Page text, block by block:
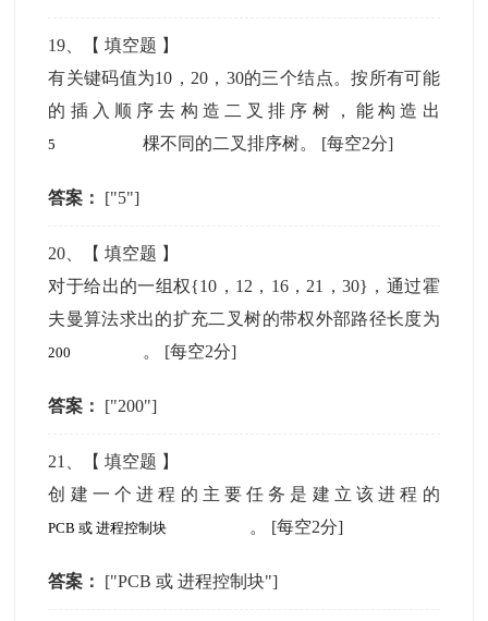
19 、【填空题 】
有关键码值为10，20，30的三个结点。按所有可能
的插入顺序去构造二叉排序树，能构造出
棵不同的二叉排序树。 [每空2分]
答案： ["5"]
20 、【填空题 】
对于给出的一组权{10，12，16，21，30}，通过霍
夫曼算法求出的扩充二叉树的带权外部路径长度为
。 [每空2分]
答案： ["200"]
21 、【填空题 】
创建一个进程的主要任务是建立该进程的
。 [每空2分]
答案： ["PCB 或 进程控制块"]